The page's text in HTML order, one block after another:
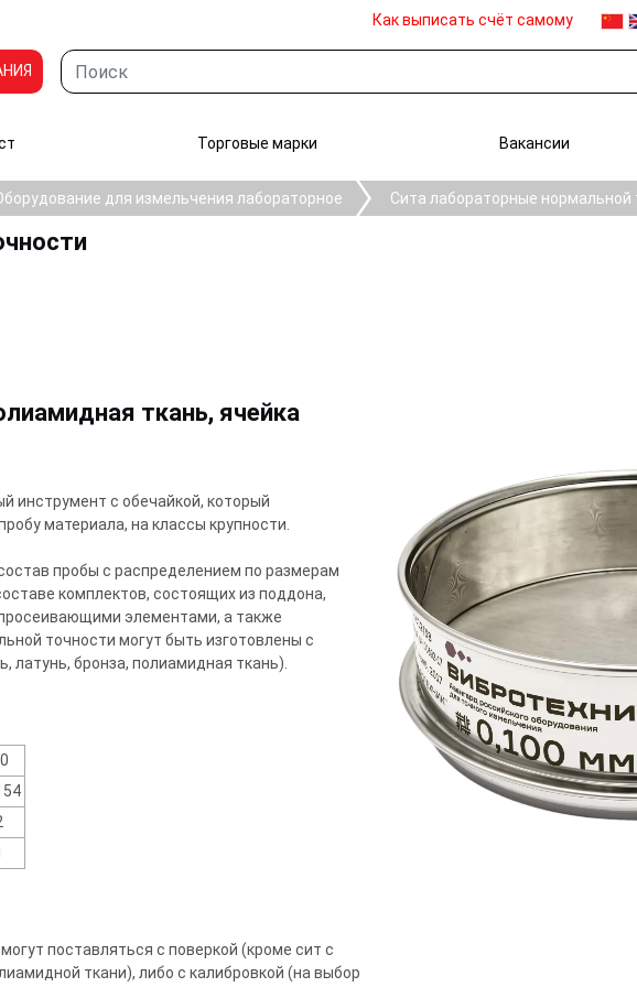
Как выписать счёт самому
Торговые марки Вакансии
для измельчения лабораторное Сита лабораторные нормальной
ткань, ячейка
инструмент с обечайкой, который
материала, на классы крупности.
пробы с распределением по размерам
комплектов, состоящих из поддона,
элементами, а также
точности могут быть изготовлены с
латунь, бронза, полиамидная ткань).
поставляться с поверкой (кроме сит с
ткани), либо с калибровкой (на выбор